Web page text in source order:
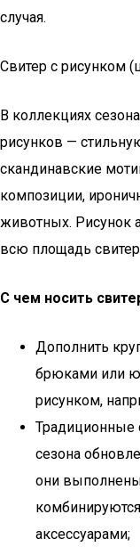
случая.
Свитер с рисунком
В коллекциях
рисунков —
скандинавские
композиции,
животных. Рисунок
всю площадь
С чем носить
Дополнить
брюками или
рисунком,
Традиционные
сезона
они
аксессуарами;